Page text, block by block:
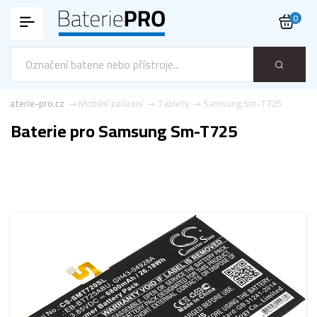
0
Samsung Sm-T725
Tablety
Mobilní zařízení
Baterie-pro.cz
Baterie pro Samsung Sm-T725